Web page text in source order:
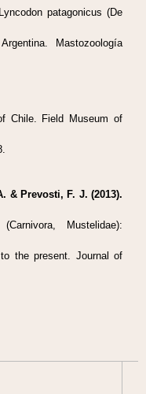
patagonicus (De
Mastozoología
Chile. Field Museum of
& Prevosti, F. J. (2013).
Mustelidae):
the present. Journal of